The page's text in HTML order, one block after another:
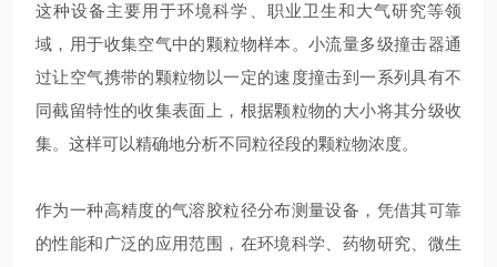
这种设备主要用于环境科学、职业卫生和大气研究等领
域，用于收集空气中的颗粒物样本。小流量多级撞击器通
过让空气携带的颗粒物以一定的速度撞击到一系列具有不
同截留特性的收集表面上，根据颗粒物的大小将其分级收
集。这样可以精确地分析不同粒径段的颗粒物浓度。
作为一种高精度的气溶胶粒径分布测量设备，凭借其可靠
的性能和广泛的应用范围，在环境科学、药物研究、微生